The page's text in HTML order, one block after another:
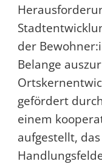
der
Belange
gefördert
einem
aufgestellt,